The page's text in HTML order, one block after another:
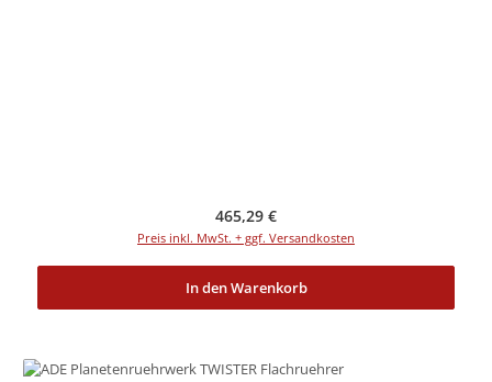
Regulärer Preis:
465,29 €
Preis inkl. MwSt. + ggf. Versandkosten
In den Warenkorb